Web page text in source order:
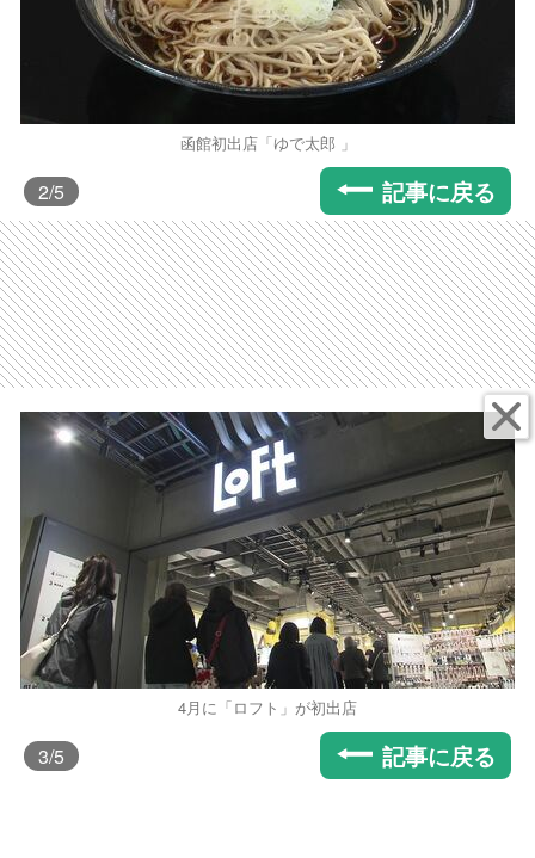
函館初出店「ゆで太郎 」
2/5 記事に戻る
4月に「ロフト」が初出店
3/5 記事に戻る